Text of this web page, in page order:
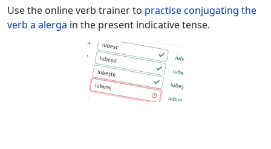
Use the online verb trainer to practise conjugating the
verb a alerga in the present indicative tense.